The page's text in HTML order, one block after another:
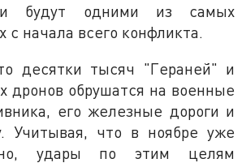
будут одними из самых
с начала всего конфликта.
десятки тысяч "Гераней" и
дронов обрушатся на военные
его железные дороги и
Учитывая, что в ноябре уже
удары по этим целям